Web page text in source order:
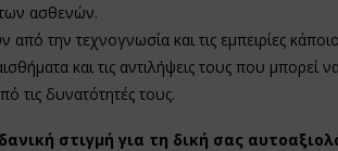
ασθενών.
από την τεχνογνωσία και τις εμπειρίες
και τις αντιλήψεις τους που μπορεί
τις δυνατότητές τους.
στιγμή για τη δική σας